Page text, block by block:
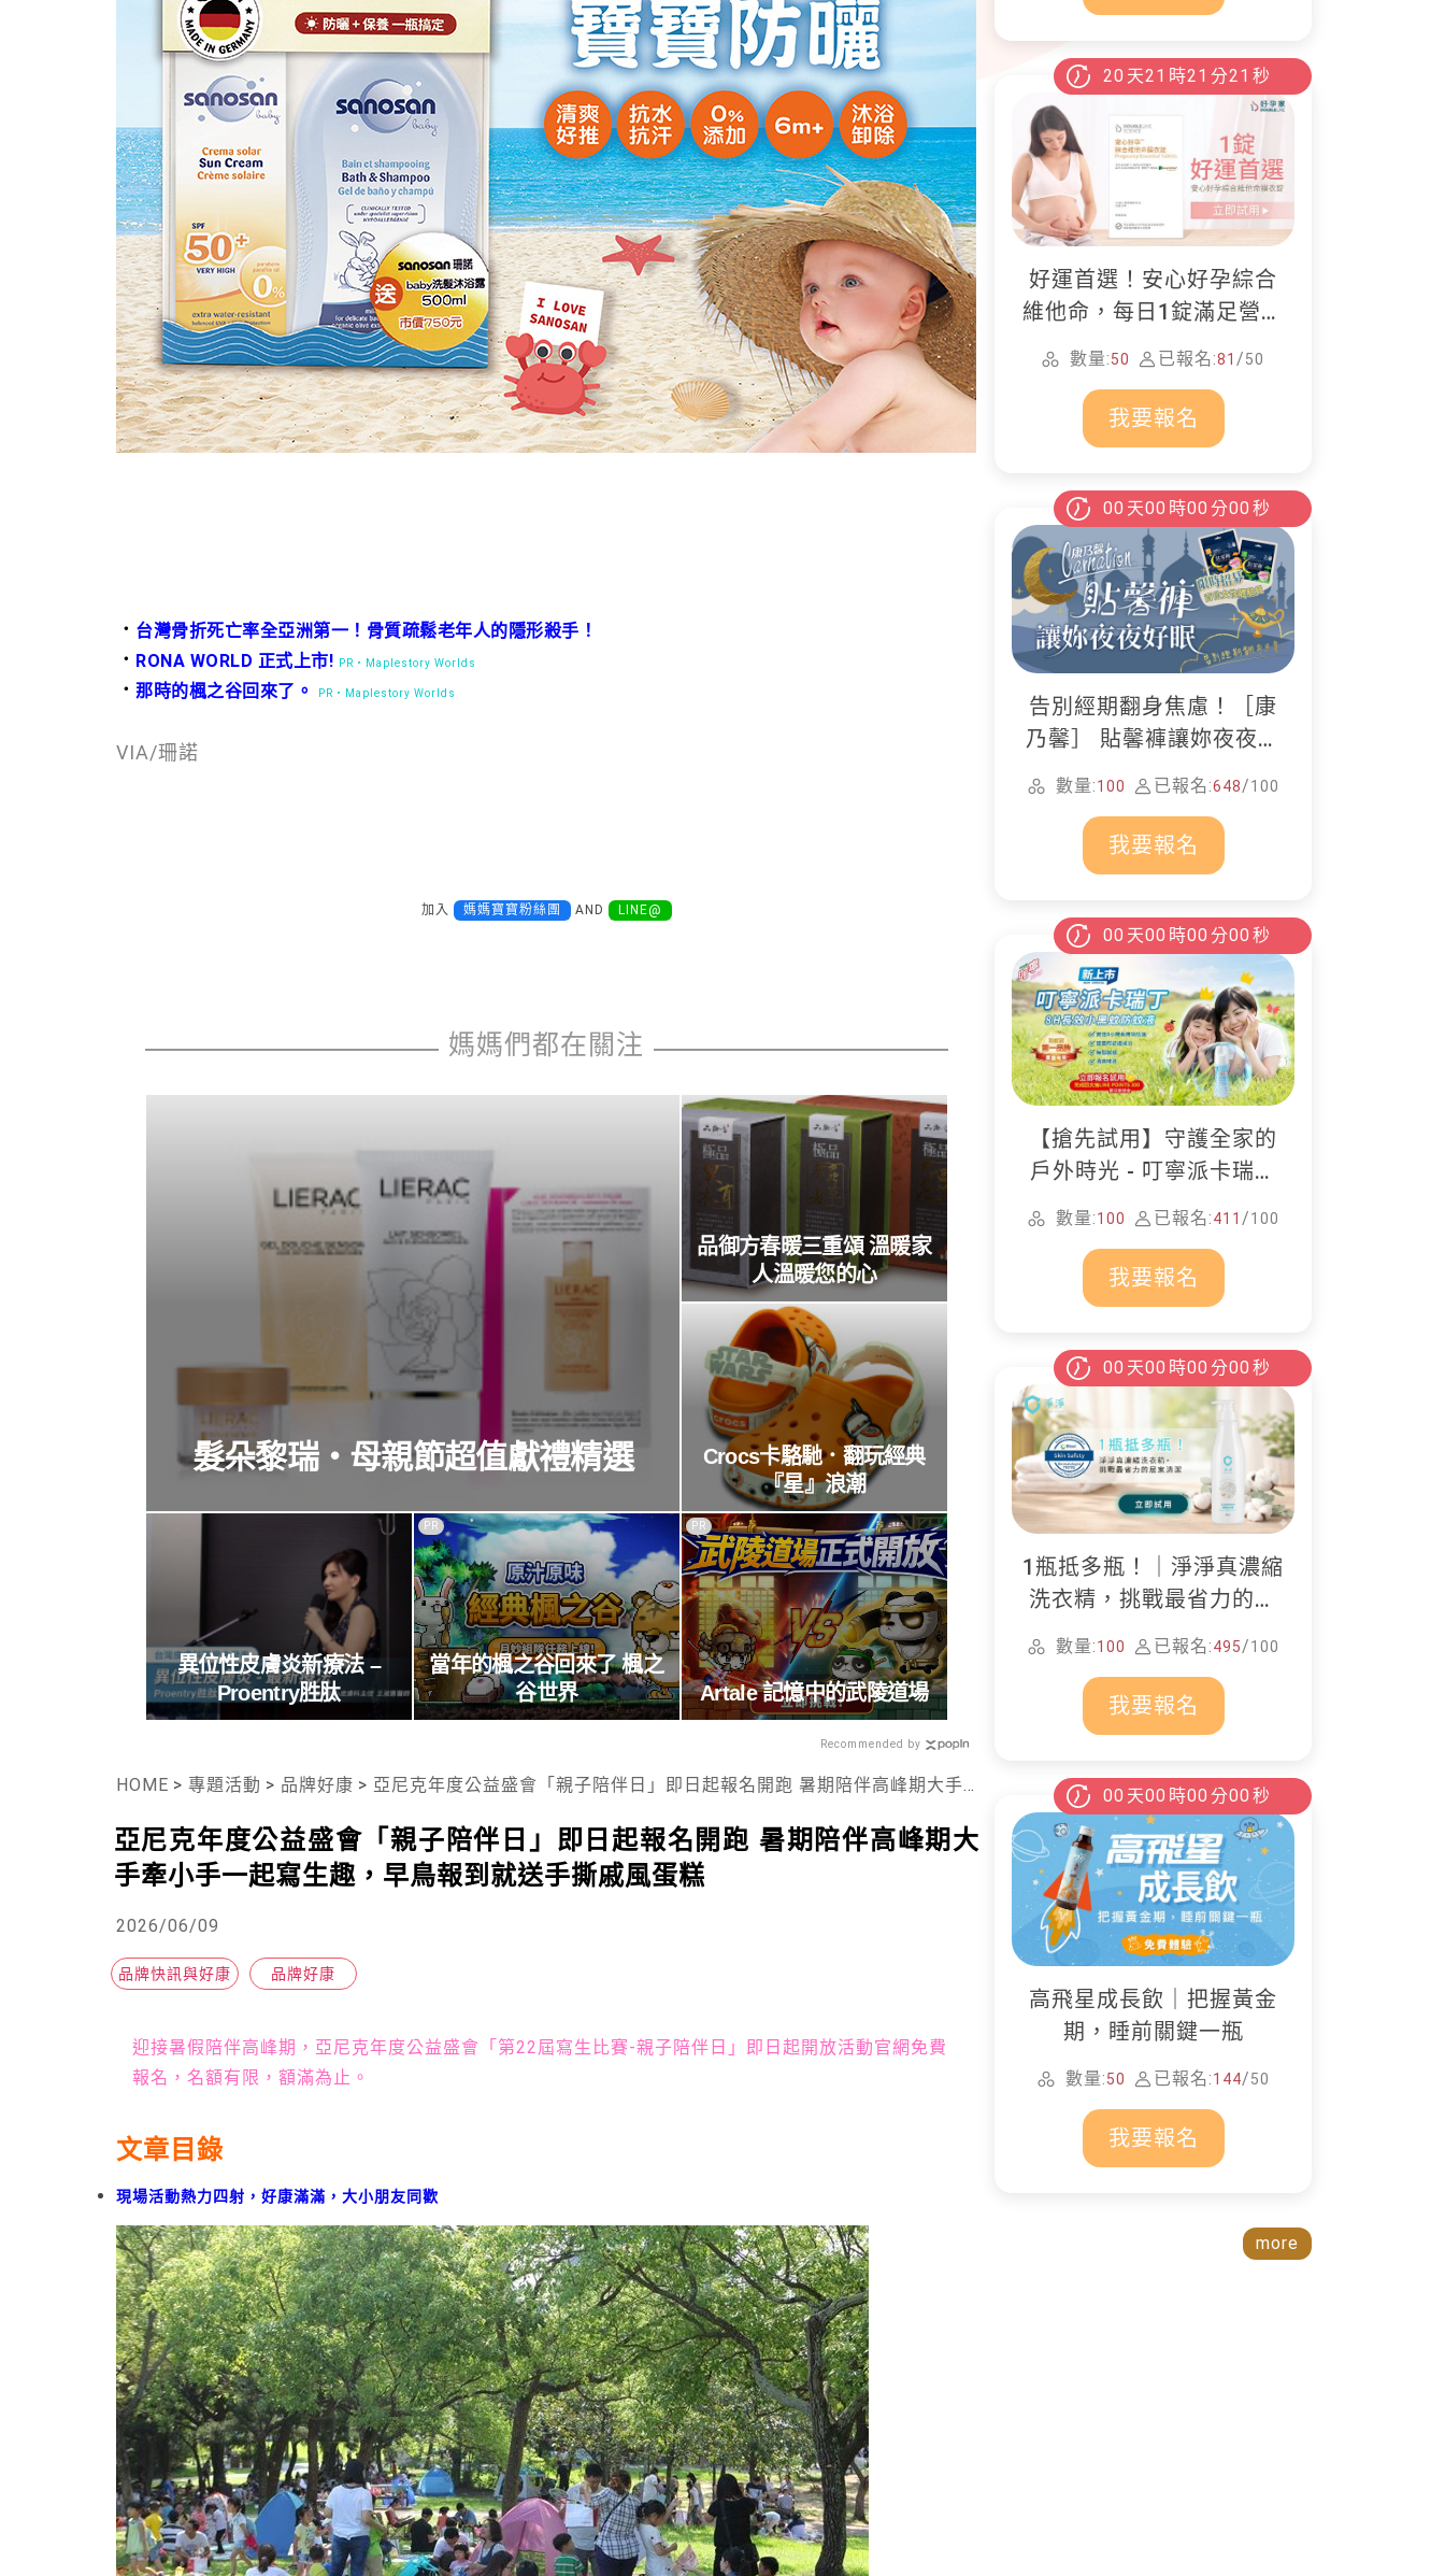
． 台灣骨折死亡率全亞洲第一！骨質疏鬆老年人的隱形殺手！
． RONA WORLD 正式上市! PR・Maplestory Worlds
．那時的楓之谷回來了。 PR・Maplestory Worlds
VIA/珊諾
加入 媽媽寶寶粉絲團 AND LINE@
媽媽們都在關注
髮朵黎瑞‧母親節超值獻禮精選
品御方春暖三重頌 溫暖家
人溫暖您的心
Crocs卡駱馳．翻玩經典
『星』浪潮
異位性皮膚炎新療法 –
Proentry胜肽
當年的楓之谷回來了 楓之
谷世界
PR
Artale 記憶中的武陵道場
PR
Recommended by
HOME > 專題活動 > 品牌好康 > 亞尼克年度公益盛會「親子陪伴日」即日起報名開跑 暑期陪伴高峰期大手牽小手一起寫生趣，早鳥報到就送手撕戚風蛋糕
亞尼克年度公益盛會「親子陪伴日」即日起報名開跑 暑期陪伴高峰期大
手牽小手一起寫生趣，早鳥報到就送手撕戚風蛋糕
2026/06/09
品牌快訊與好康 品牌好康
迎接暑假陪伴高峰期，亞尼克年度公益盛會「第22屆寫生比賽-親子陪伴日」即日起開放活動官網免費
報名，名額有限，額滿為止。
文章目錄
現場活動熱力四射，好康滿滿，大小朋友同歡
20 天21 時21 分19 秒
好運首選！安心好孕綜合
維他命，每日1錠滿足營養
所需
數量:50 已報名:81 /50
我要報名
00 天00 時00 分00 秒
告別經期翻身焦慮！［康
乃馨］ 貼馨褲讓妳夜夜好
數量:100 已報名:648/100
我要報名
00 天00 時00 分00 秒
【搶先試用】守護全家的
戶外時光 - 叮寧派卡瑞丁
防蚊液
數量:100 已報名:411 /100
我要報名
00 天00 時00 分00 秒
1瓶抵多瓶！｜淨淨真濃縮
洗衣精，挑戰最省力的居
家清潔
數量:100 已報名:495/100
我要報名
00 天00 時00 分00 秒
高飛星成長飲｜把握黃金
期，睡前關鍵一瓶
數量:50 已報名:144/50
我要報名
more